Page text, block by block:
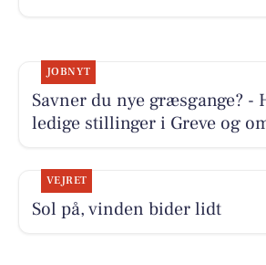
JOBNYT
Savner du nye græsgange? -
ledige stillinger i Greve og
VEJRET
Sol på, vinden bider lidt